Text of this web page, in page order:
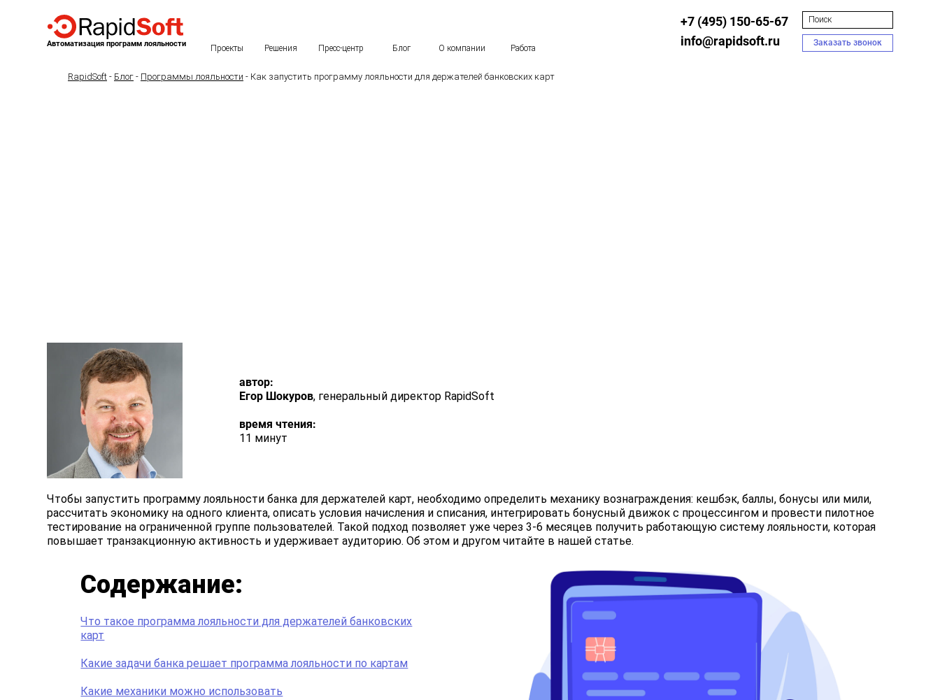
Автоматизация программ лояльности Проекты Решения Пресс-центр Блог О компании Работа
+7 (495) 150-65-67
info@rapidsoft.ru
Заказать звонок
RapidSoft - Блог - Программы лояльности - Как запустить программу лояльности для держателей банковских карт
автор:
Егор Шокуров, генеральный директор RapidSoft
время чтения:
11 минут
Чтобы запустить программу лояльности банка для держателей карт, необходимо определить механику вознаграждения: кешбэк, баллы, бонусы или мили,
рассчитать экономику на одного клиента, описать условия начисления и списания, интегрировать бонусный движок с процессингом и провести пилотное
тестирование на ограниченной группе пользователей. Такой подход позволяет уже через 3-6 месяцев получить работающую систему лояльности, которая
повышает транзакционную активность и удерживает аудиторию. Об этом и другом читайте в нашей статье.
Содержание:
Что такое программа лояльности для держателей банковских
карт
Какие задачи банка решает программа лояльности по картам
Какие механики можно использовать